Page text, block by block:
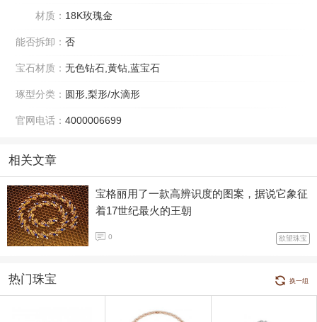
材质： 18K玫瑰金
能否拆卸： 否
宝石材质： 无色钻石,黄钻,蓝宝石
琢型分类： 圆形,梨形/水滴形
官网电话： 4000006699
相关文章
宝格丽用了一款高辨识度的图案，据说它象征
着17世纪最火的王朝
0 欲望珠宝
热门珠宝 换一组